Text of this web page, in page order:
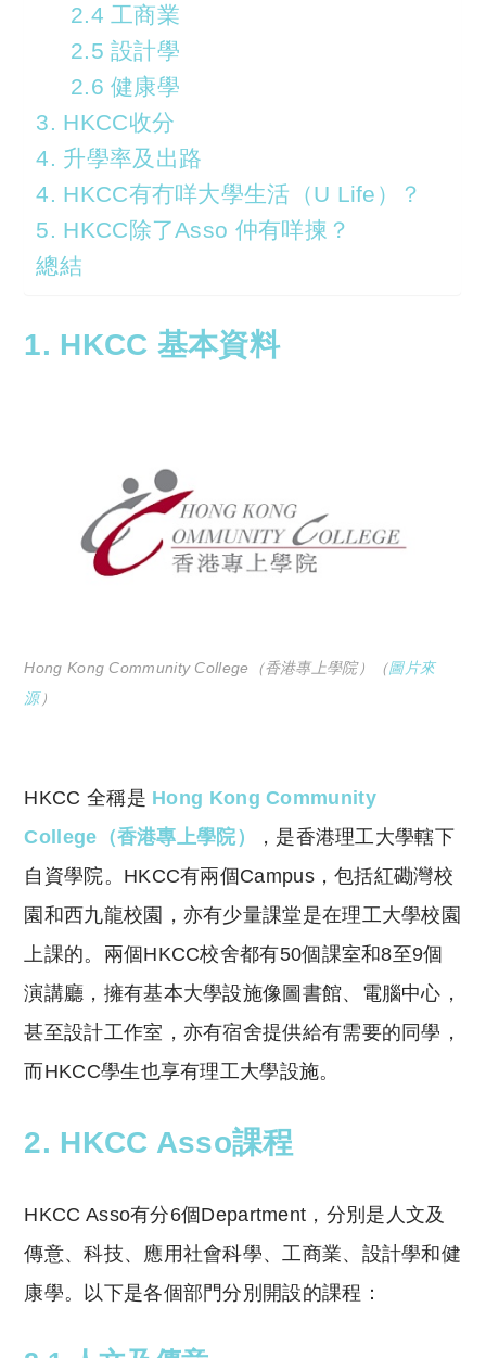
2.4 工商業
2.5 設計學
2.6 健康學
3. HKCC收分
4. 升學率及出路
4. HKCC有冇咩大學生活（U Life）？
5. HKCC除了Asso 仲有咩揀？
總結
1. HKCC 基本資料
Hong Kong Community College（香港專上學院）（圖片來
源）
HKCC 全稱是 Hong Kong Community
College（香港專上學院）
，是香港理工大學轄下
自資學院。HKCC有兩個Campus，包括紅磡灣校
園和西九龍校園，亦有少量課堂是在理工大學校園
上課的。兩個HKCC校舍都有50個課室和8至9個
演講廳，擁有基本大學設施像圖書館、電腦中心，
甚至設計工作室，亦有宿舍提供給有需要的同學，
而HKCC學生也享有理工大學設施。
2. HKCC Asso課程
HKCC Asso有分6個Department，分別是人文及
傳意、科技、應用社會科學、工商業、設計學和健
康學。以下是各個部門分別開設的課程：